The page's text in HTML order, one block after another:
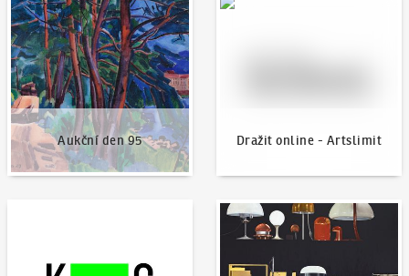
Aukční den 95
Aukční den 95
Dražit online - Artslimit
Dražit online - Artslimit
Aktuality